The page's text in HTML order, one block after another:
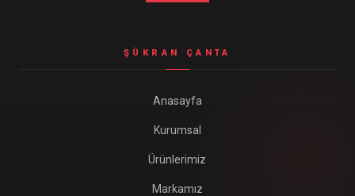
ŞÜKRAN ÇANTA
Anasayfa
Kurumsal
Ürünlerimiz
Markamız